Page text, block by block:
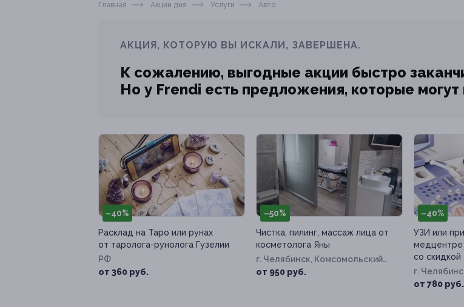
Главная Акции дня Услуги Авто
АКЦИЯ, КОТОРУЮ ВЫ ИСКАЛИ, ЗАВЕРШЕНА.
К сожалению, выгодные акции быстро
Но у Frendi есть предложения, которые могут
–40%
Расклад на Таро или рунах
от таролога-рунолога Гузелии
РФ
от 360 руб.
–50%
Чистка, пилинг, массаж лица от
косметолога Яны
г. Челябинск, Комсомольский
пр-т, д. 37
от 950 руб.
–40%
УЗИ или
со скидкой
г.
5
от 780 руб.